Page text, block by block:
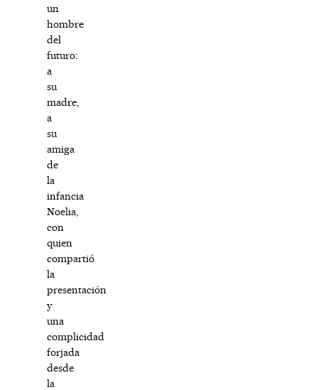
un
hombre
del
futuro:
a
su
madre,
a
su
amiga
de
la
infancia
Noelia,
con
quien
compartió
la
presentación
y
una
complicidad
forjada
desde
la